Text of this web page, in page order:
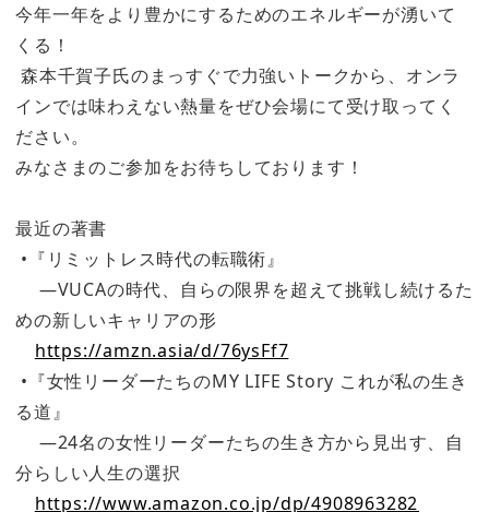
今年一年をより豊かにするためのエネルギーが湧いて
くる！
森本千賀子氏のまっすぐで力強いトークから、オンラ
インでは味わえない熱量をぜひ会場にて受け取ってく
ださい。
みなさまのご参加をお待ちしております！
最近の著書
•『リミットレス時代の転職術』
―VUCAの時代、自らの限界を超えて挑戦し続けるた
めの新しいキャリアの形
https://amzn.asia/d/76ysFf7
•『女性リーダーたちのMY LIFE Story これが私の生き
る道』
―24名の女性リーダーたちの生き方から見出す、自
分らしい人生の選択
https://www.amazon.co.jp/dp/4908963282⁩